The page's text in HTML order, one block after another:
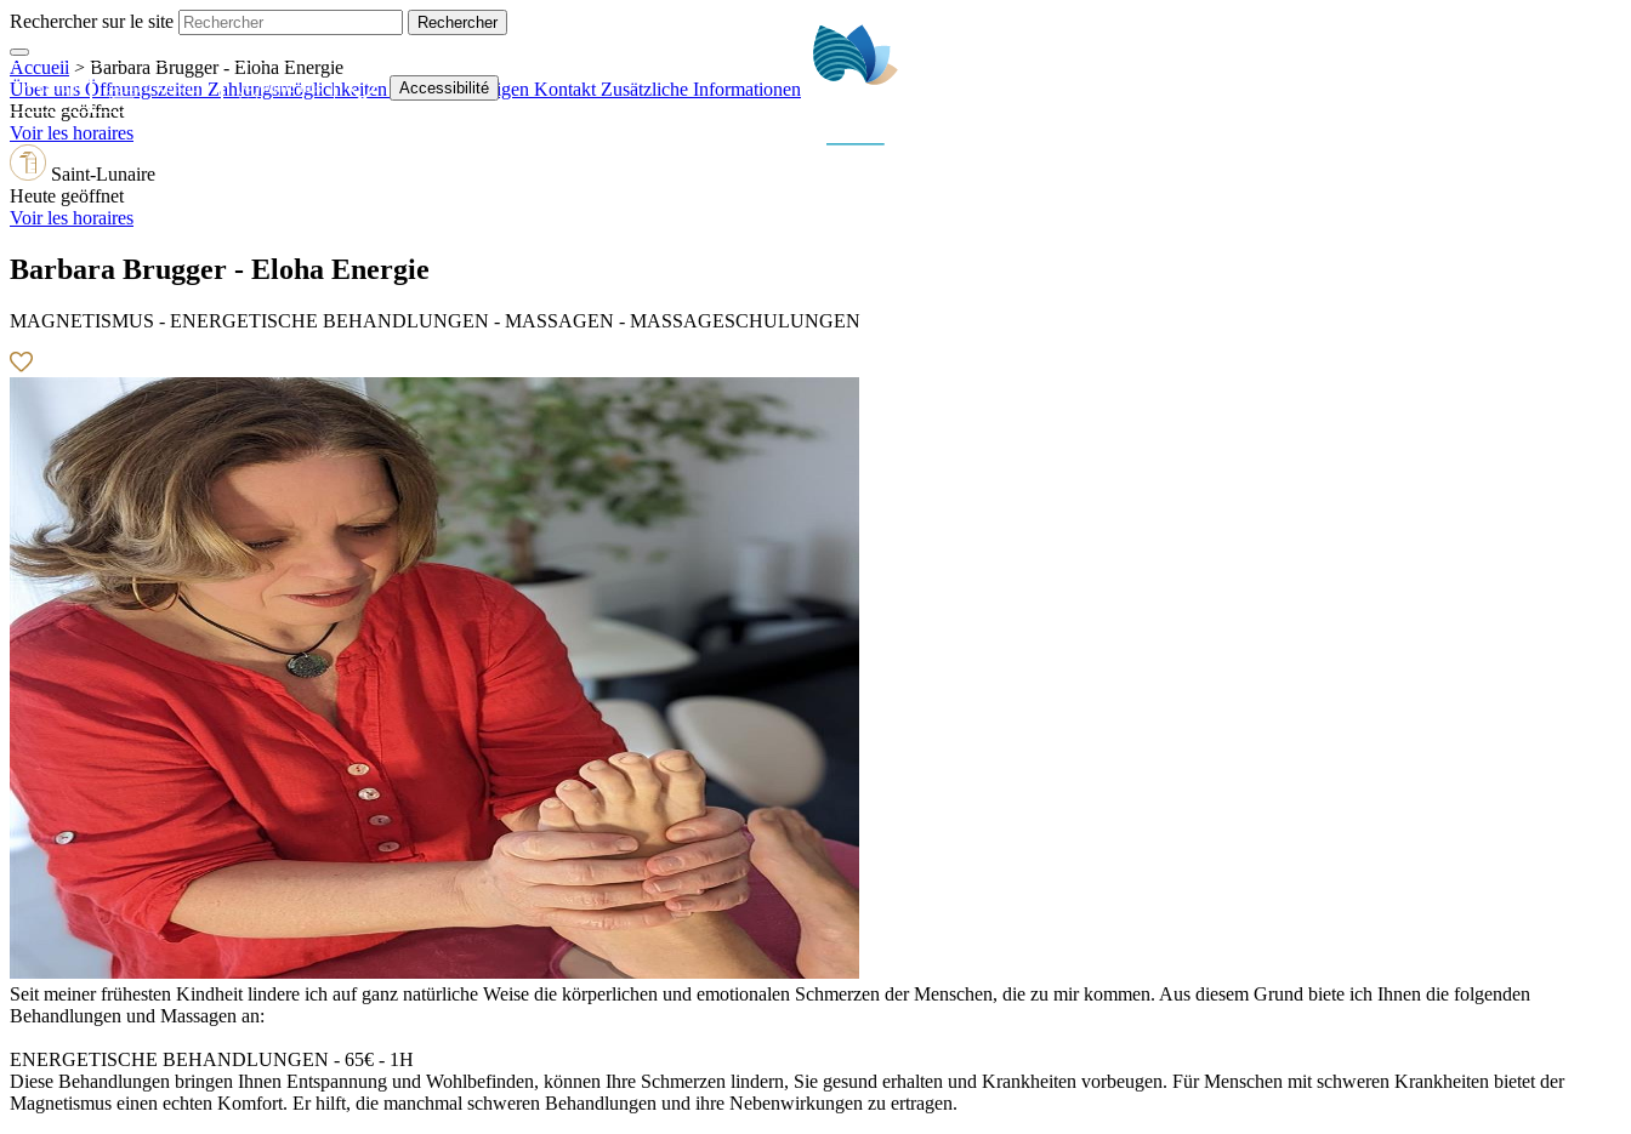
Rechercher sur le site
Shop Ticketshop Webcams Accessibilité
Accueil > Barbara Brugger - Eloha Energie
Über uns Öffnungszeiten Zahlungsmöglichkeiten Standort anzeigen Kontakt Zusätzliche Informationen
Heute geöffnet
Voir les horaires
Saint-Lunaire
Heute geöffnet
Voir les horaires
Barbara Brugger - Eloha Energie
MAGNETISMUS - ENERGETISCHE BEHANDLUNGEN - MASSAGEN - MASSAGESCHULUNGEN
Seit meiner frühesten Kindheit lindere ich auf ganz natürliche Weise die körperlichen und emotionalen Schmerzen der Menschen, die zu mir kommen. Aus diesem Grund biete ich Ihnen die folgenden
Behandlungen und Massagen an:
ENERGETISCHE BEHANDLUNGEN - 65€ - 1H
Diese Behandlungen bringen Ihnen Entspannung und Wohlbefinden, können Ihre Schmerzen lindern, Sie gesund erhalten und Krankheiten vorbeugen. Für Menschen mit schweren Krankheiten bietet der
Magnetismus einen echten Komfort. Er hilft, die manchmal schweren Behandlungen und ihre Nebenwirkungen zu ertragen.